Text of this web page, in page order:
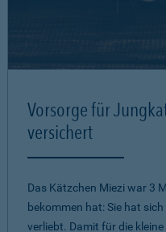
Vorsorge für
versichert
Das Kätzchen Miezi war 3
bekommen hat: Sie hat
verliebt. Damit für die